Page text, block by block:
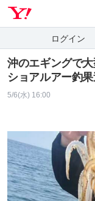
ログイン
沖のエギングで
ショアルアー釣果
5/6(水) 16:00